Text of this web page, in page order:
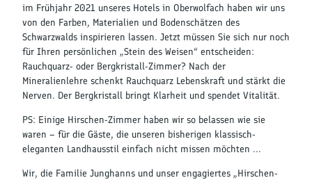
im Frühjahr 2021 unseres Hotels in Oberwolfach haben wir uns
von den Farben, Materialien und Bodenschätzen des
Schwarzwalds inspirieren lassen. Jetzt müssen Sie sich nur noch
für Ihren persönlichen „Stein des Weisen“ entscheiden:
Rauchquarz- oder Bergkristall-Zimmer? Nach der
Mineralienlehre schenkt Rauchquarz Lebenskraft und stärkt die
Nerven. Der Bergkristall bringt Klarheit und spendet Vitalität.
PS: Einige Hirschen-Zimmer haben wir so belassen wie sie
waren – für die Gäste, die unseren bisherigen klassisch-
eleganten Landhausstil einfach nicht missen möchten ...
Wir, die Familie Junghanns und unser engagiertes „Hirschen-